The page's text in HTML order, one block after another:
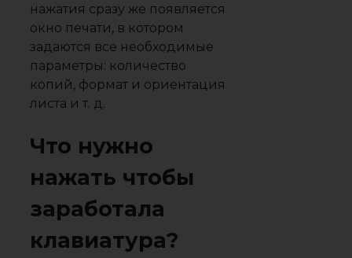
нажатия сразу же появляется
окно печати, в котором
задаются все необходимые
параметры: количество
копий, формат и ориентация
листа и т. д.
Что нужно
нажать чтобы
заработала
клавиатура?